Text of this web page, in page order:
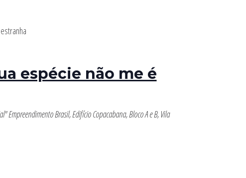
espécie não me é
Empreendimento Brasil, Edifício Copacabana, Bloco A e B, Vila